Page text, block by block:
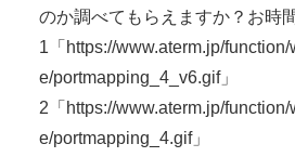
のか調べてもらえますか？お時
1「https://www.aterm.jp/
e/portmapping_4_v6.gif」
2「https://www.aterm.jp/
e/portmapping_4.gif」